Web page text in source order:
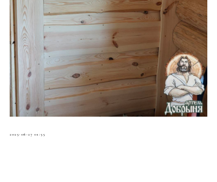
2025-06-27 01:55